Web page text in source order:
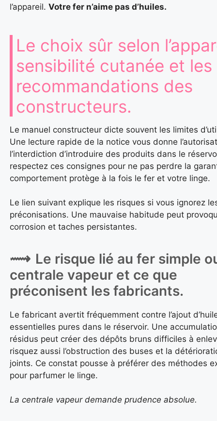
l’appareil. Votre fer n’aime pas d’huiles.
Le choix sûr selon
sensibilité cutanée et les
recommandations des
constructeurs.
Le manuel constructeur dicte souvent les limites
Une lecture rapide de la notice vous donne
l’interdiction d’introduire des produits dans le
respectez ces consignes pour ne pas perdre la
comportement protège à la fois le fer et votre linge.
Le lien suivant explique les risques si vous ignorez
préconisations. Une mauvaise habitude peut
corrosion et taches persistantes.
Le risque lié au fer simple
centrale vapeur et ce que
préconisent les fabricants.
Le fabricant avertit fréquemment contre l’ajout
essentielles pures dans le réservoir. Une
résidus peut créer des dépôts bruns difficiles à
risquez aussi l’obstruction des buses et la
joints. Ce constat pousse à préférer des méthodes
pour parfumer le linge.
La centrale vapeur demande prudence absolue.